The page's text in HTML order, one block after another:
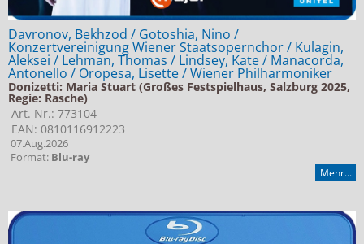
Davronov, Bekhzod / Gotoshia, Nino /
Konzertvereinigung Wiener Staatsopernchor / Kulagin,
Aleksei / Lehman, Thomas / Lindsey, Kate / Manacorda,
Antonello / Oropesa, Lisette / Wiener Philharmoniker
Donizetti: Maria Stuart (Großes Festspielhaus, Salzburg 2025,
Regie: Rasche)
Art. Nr.: 773104
EAN: 0810116912223
07.Aug.2026
Format: Blu-ray
Mehr...